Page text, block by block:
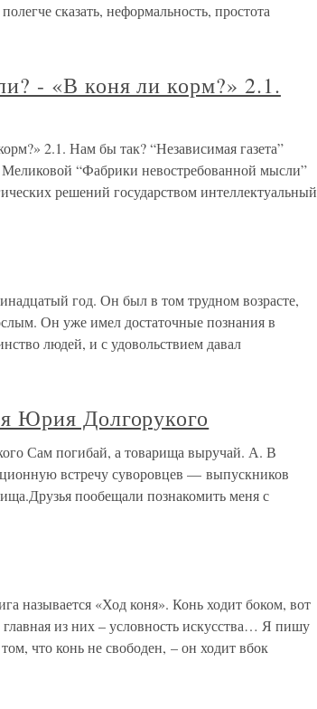
сказать, неформальность, простота
- «В коня ли корм?» 2.1.
2.1. Нам бы так? “Независимая газета”
“Фабрики невостребованной мысли”
решений государством интеллектуальный
год. Он был в том трудном возрасте,
Он уже имел достаточные познания в
людей, и с удовольствием давал
Юрия Долгорукого
Сам погибай, а товарища выручай. А. В
встречу суворовцев — выпускников
пообещали познакомить меня с
называется «Ход коня». Конь ходит боком, вот
из них – условность искусства… Я пишу
что конь не свободен, – он ходит вбок